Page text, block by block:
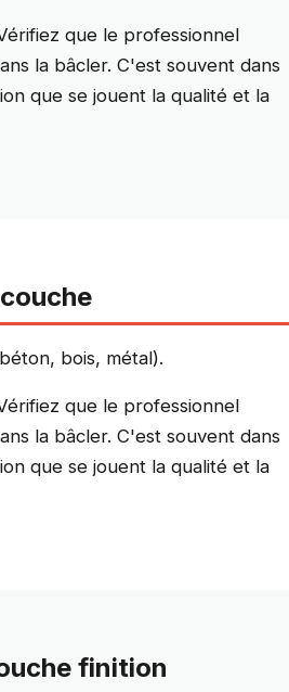
que le professionnel
la bâcler. C'est souvent dans
que se jouent la qualité et la
bois, métal).
que le professionnel
la bâcler. C'est souvent dans
que se jouent la qualité et la
finition